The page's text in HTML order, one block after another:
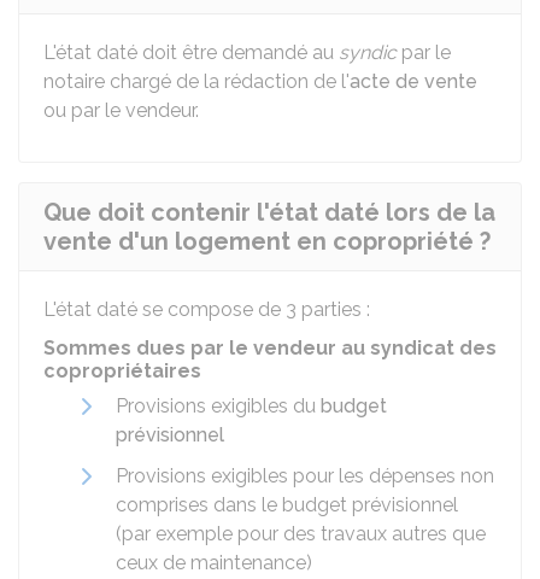
L'état daté doit être demandé au syndicpar le
notaire chargé de la rédaction de l'acte de vente
ou par le vendeur.
Que doit contenir l'état daté lors de la
vente d'un logement en copropriété ?
L'état daté se compose de 3 parties :
Sommes dues par le vendeur au syndicat des
copropriétaires
Provisions exigibles du budget
prévisionnel
Provisions exigibles pour les dépenses non
comprises dans le budget prévisionnel
(par exemple pour des travaux autres que
ceux de maintenance)